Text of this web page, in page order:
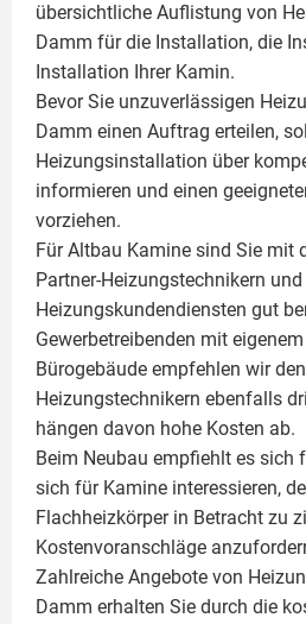
übersichtliche Auflistung von
Damm für die Installation, die
Installation Ihrer Kamin.
Bevor Sie unzuverlässigen
Damm einen Auftrag erteilen,
Heizungsinstallation über
informieren und einen
vorziehen.
Für Altbau Kamine sind Sie mit
Partner-Heizungstechnikern und
Heizungskundendiensten gut
Gewerbetreibenden mit
Bürogebäude empfehlen wir
Heizungstechnikern ebenfalls
hängen davon hohe Kosten ab.
Beim Neubau empfiehlt es sich
sich für Kamine interessieren,
Flachheizkörperin Betracht zu
Kostenvoranschläge
Zahlreiche Angebote von
Damm erhalten Sie durch die